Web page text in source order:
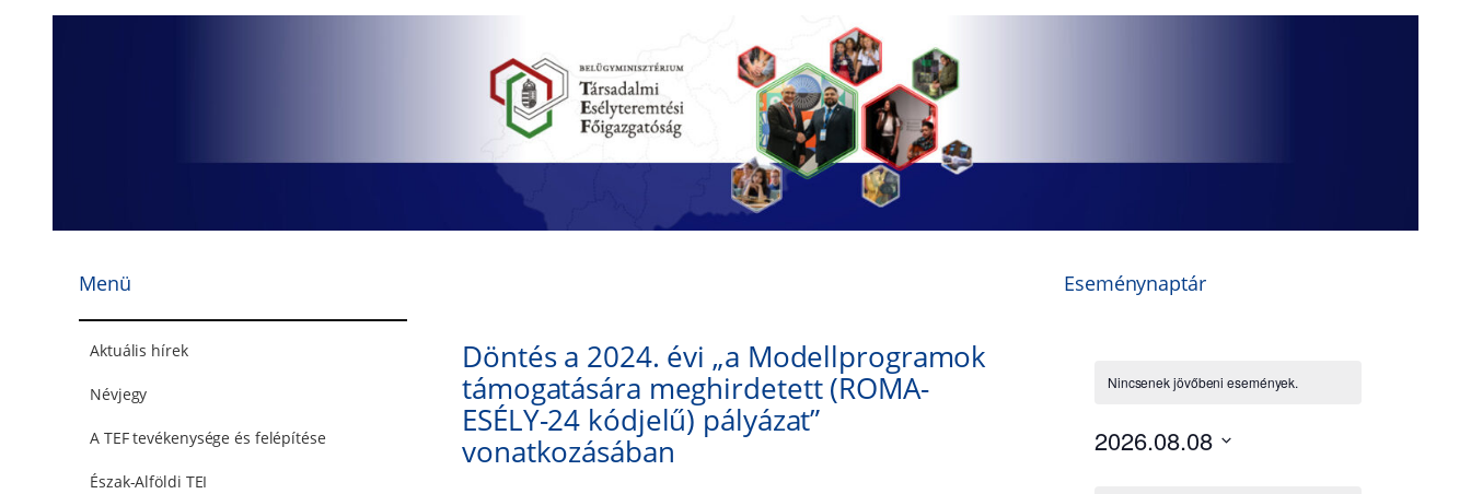
Menü
Aktuális hírek
Névjegy
A TEF tevékenysége és felépítése
Észak-Alföldi TEI
Döntés a 2024. évi „a Modellprogramok
támogatására meghirdetett (ROMA-
ESÉLY-24 kódjelű) pályázat”
vonatkozásában
Eseménynaptár